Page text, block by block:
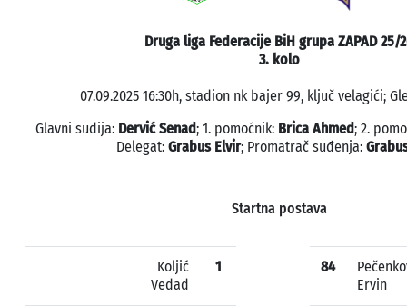
Druga liga Federacije BiH grupa ZAPAD 25/
3. kolo
07.09.2025 16:30h, stadion nk bajer 99, ključ velagići;
Glavni sudija: Dervić Senad; 1. pomoćnik: Brica Ahmed; 2.
Delegat: Grabus Elvir; Promatrač suđenja:
Startna postava
Koljić
Vedad
1 84
Ervin